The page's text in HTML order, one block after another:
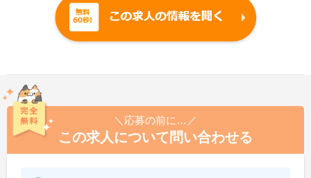
＼応募の前に…／
この求人について問い合わせる